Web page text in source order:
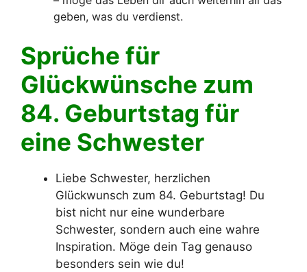
geben, was du verdienst.
Sprüche für
Glückwünsche zum
84. Geburtstag für
eine Schwester
Liebe Schwester, herzlichen
Glückwunsch zum 84. Geburtstag! Du
bist nicht nur eine wunderbare
Schwester, sondern auch eine wahre
Inspiration. Möge dein Tag genauso
besonders sein wie du!